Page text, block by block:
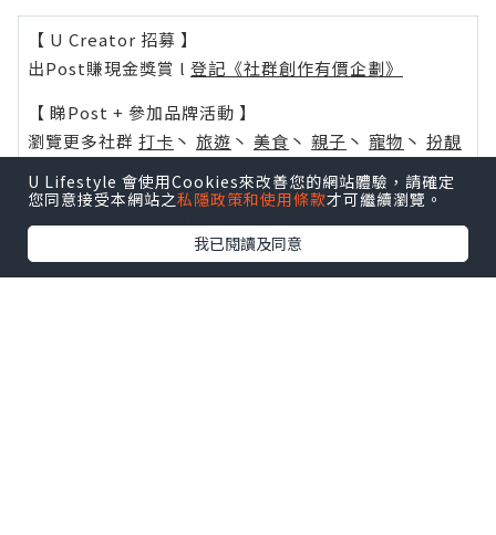
【 U Creator 招募 】
出Post賺現金獎賞 l 登記《社群創作有價企劃》
【 睇Post + 參加品牌活動 】
瀏覽更多社群 打卡 丶 旅遊 丶 美食 丶 親子 丶 寵物 丶 扮靚
活動情報
U Blog開咗WhatsApp啦！發掘更多吃喝玩樂資訊！
U Lifestyle 會使用Cookies來改善您的網站體驗，請確定
您同意接受本網站之私隱政策和使用條款才可繼續瀏覽。
我已閱讀及同意